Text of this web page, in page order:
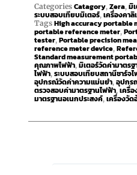
Categories Catagory, Zera, มิ
ระบบสอบเทียบมิเตอร์, เครื่องคา
Tags High accuracy portable
portable reference meter,
tester, Portable precision
reference meter device,
Standard measurement
คุณภาพไฟฟ้า, มิเตอร์วัดค่ามาตร
ไฟฟ้า, ระบบสอบเทียบสถานีชาร์จ
อุปกรณ์วัดค่าความแม่นยำ, อุปกร
ตรวจสอบค่ามาตรฐานไฟฟ้า,เครื่
มาตรฐานอเนกประสงค์, เครื่องวั